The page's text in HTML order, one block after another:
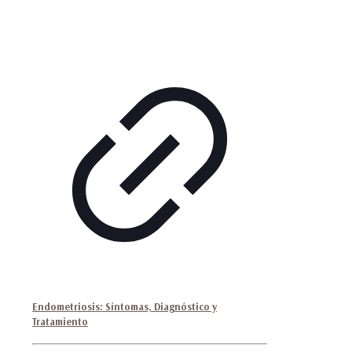
Endometriosis: Síntomas, Diagnóstico y
Tratamiento